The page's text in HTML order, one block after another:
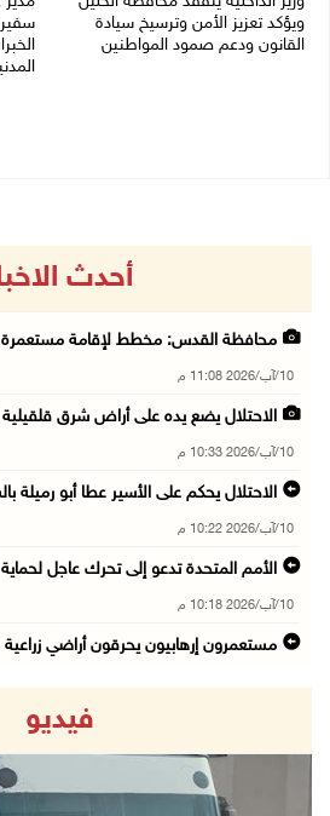
ويؤكد تعزيز الأمن وترسيخ سيادة
القانون ودعم صمود المواطنين
أحدث
محافظة القدس: مخطط لإقامة مستعمرة
10/آب/2026 11:08 م
الاحتلال يضع يده على أراض شرق قلقيلية
10/آب/2026 10:33 م
الاحتلال يحكم على الأسير عطا أبو رميلة
10/آب/2026 10:22 م
الأمم المتحدة تدعو إلى تحرك عاجل
10/آب/2026 10:18 م
مستعمرون إرهابيون يحرقون أراضي
الاحتلال يحول منزلا في الجاروشية
10/آب/2026 10:03 م
الاحتلال يقتحم قرية تل ويُجبر سكان بعض
فيديو